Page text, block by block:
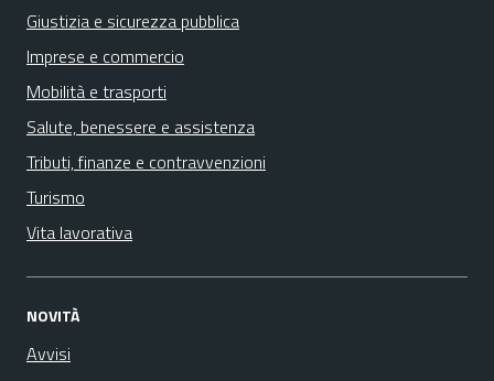
Giustizia e sicurezza pubblica
Imprese e commercio
Mobilità e trasporti
Salute, benessere e assistenza
Tributi, finanze e contravvenzioni
Turismo
Vita lavorativa
NOVITÀ
Avvisi